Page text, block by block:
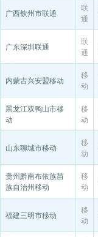
广西钦州市联通
联
通
广东深圳联通
联
通
内蒙古兴安盟移动
移
动
黑龙江双鸭山市移
动
移
动
山东聊城市移动
移
动
贵州黔南布依族苗
族自治州移动
移
动
福建三明市移动
移
动